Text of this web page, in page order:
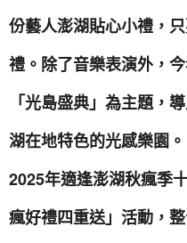
份藝人澎湖貼心小禮，
禮。除了音樂表演外，
「光島盛典」為主題，
湖在地特色的光感樂園。
2025年適逢澎湖秋瘋季
瘋好禮四重送」活動，